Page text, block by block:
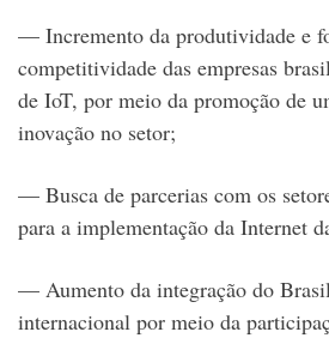
— Incremento da produtividade e
competitividade das empresas
de IoT, por meio da promoção de
inovação no setor;
— Busca de parcerias com os
para a implementação da Internet
— Aumento da integração do
internacional por meio da